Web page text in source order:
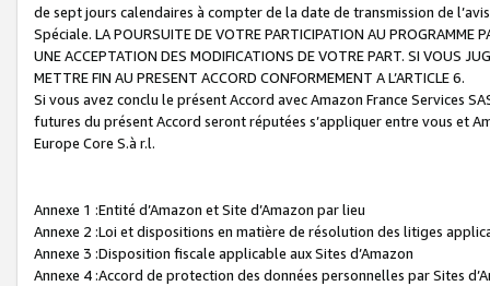
de sept jours calendaires à compter de la date de transmission de
Spéciale. LA POURSUITE DE VOTRE PARTICIPATION AU PROGRAMME
UNE ACCEPTATION DES MODIFICATIONS DE VOTRE PART. SI VOUS
METTRE FIN AU PRESENT ACCORD CONFORMEMENT A L’ARTICLE 6.
Si vous avez conclu le présent Accord avec Amazon France Services
futures du présent Accord seront réputées s’appliquer entre vous et
Europe Core S.à r.l.
Annexe 1 :Entité d’Amazon et Site d’Amazon par lieu
Annexe 2 :Loi et dispositions en matière de résolution des litiges
Annexe 3 :Disposition fiscale applicable aux Sites d’Amazon
Annexe 4 :Accord de protection des données personnelles par Sites